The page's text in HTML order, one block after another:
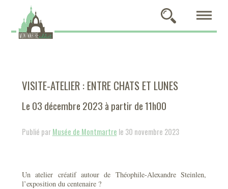
VISITE-ATELIER : ENTRE CHATS ET LUNES
Le 03 décembre 2023 à partir de 11h00
Publié parMusée de Montmartre le 30 novembre 2023
Un atelier créatif autour de Théophile-Alexandre Steinlen,
l’exposition du centenaire ?